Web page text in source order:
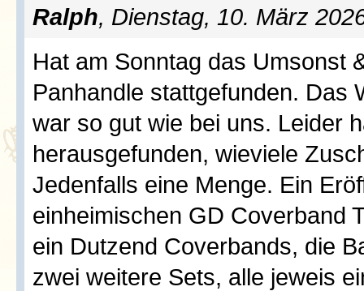
Ralph, Dienstag, 10. März
Hat am Sonntag das Umsonst
Panhandle stattgefunden. Das
war so gut wie bei uns. Leider
herausgefunden, wieviele
Jedenfalls eine Menge. Ein
einheimischen GD Coverband
ein Dutzend Coverbands, die
zwei weitere Sets, alle jeweis